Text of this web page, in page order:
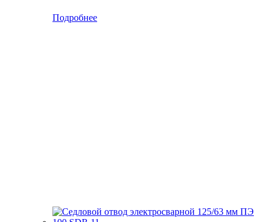
Подробнее